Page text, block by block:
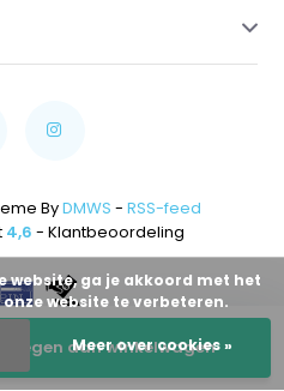
aan winkelwagen
ByDMWS - RSS-feed
4,6 - Klantbeoordeling
website, ga je akkoord met het
website te verbeteren.
Meer over cookies »